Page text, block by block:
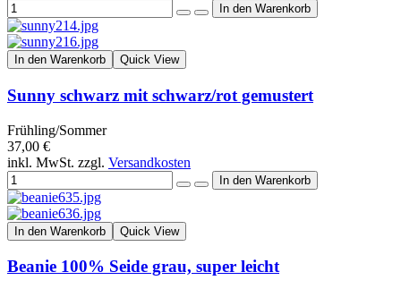
In den Warenkorb Quick View
Sunny schwarz mit schwarz/rot gemustert
Frühling/Sommer
37,00 €
inkl. MwSt. zzgl. Versandkosten
In den Warenkorb Quick View
Beanie 100% Seide grau, super leicht